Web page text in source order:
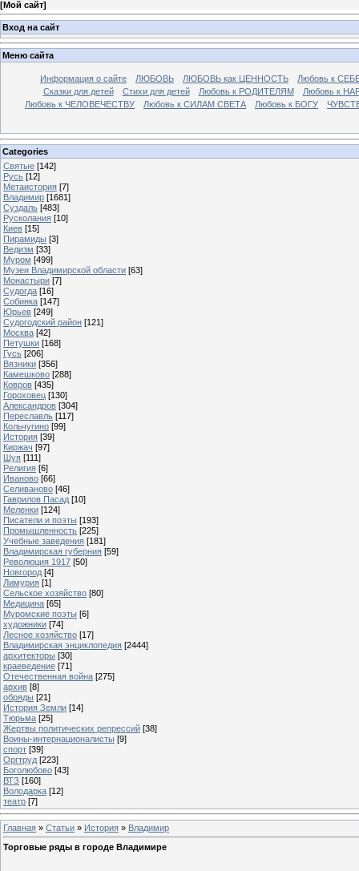
[Мой сайт]
Вход на сайт
Меню сайта
Информация о сайте ЛЮБОВЬ ЛЮБОВЬ как ЦЕННОСТЬ
Любовь к
Сказки для детей
Стихи для детей Любовь к РОДИТЕЛЯМ
Любовь к
Любовь к ЧЕЛОВЕЧЕСТВУ
Любовь к СИЛАМ СВЕТА Любовь к БОГУ
Categories
Святые [142]
Русь [12]
Метаистория [7]
Владимир [1681]
Суздаль [483]
Русколания [10]
Киев [15]
Пирамиды [3]
Ведизм [33]
Муром [499]
Музеи Владимирской области [63]
Монастыри [7]
Судогда [16]
Собинка [147]
Юрьев [249]
Судогодский район [121]
Москва [42]
Петушки [168]
Гусь [206]
Вязники [356]
Камешково [288]
Ковров [435]
Гороховец [130]
Александров [304]
Переславль [117]
Кольчугино [99]
История [39]
Киржач [97]
Шуя [111]
Религия [6]
Иваново [66]
Селиваново [46]
Гаврилов Пасад [10]
Меленки [124]
Писатели и поэты [193]
Промышленность [225]
Учебные заведения [181]
Владимирская губерния [59]
Революция 1917 [50]
Новгород [4]
Лимурия [1]
Сельское хозяйство [80]
Медицина [65]
Муромские поэты [6]
художники [74]
Лесное хозяйство [17]
Владимирская энциклопедия [2444]
архитекторы [30]
краеведение [71]
Отечественная война [275]
архив [8]
обряды [21]
История Земли [14]
Тюрьма [25]
Жертвы политических репрессий [38]
Воины-интернационалисты [9]
спорт [39]
Оргтруд [223]
Боголюбово [43]
ВТЗ [160]
Володарка [12]
театр [7]
Главная » Статьи » История » Владимир
Торговые ряды в городе Владимире